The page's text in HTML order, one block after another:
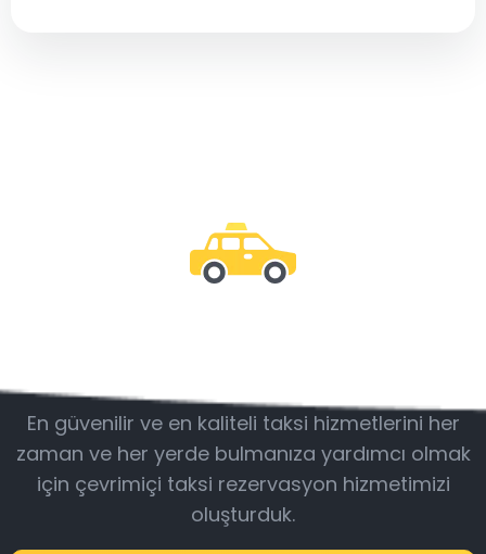
En güvenilir ve en kaliteli taksi hizmetlerini her
zaman ve her yerde bulmanıza yardımcı olmak
için çevrimiçi taksi rezervasyon hizmetimizi
oluşturduk.